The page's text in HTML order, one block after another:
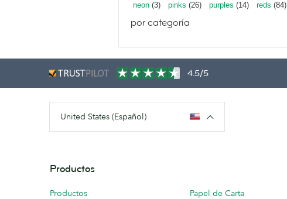
neon (3) pinks (26) purples (14) reds (84)
por categoría
4.5/5
United States (Español)
Productos
Productos
Papel de Carta